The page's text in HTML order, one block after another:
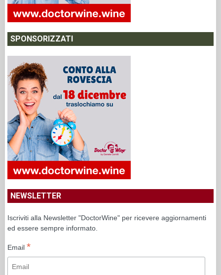
SPONSORIZZATI
NEWSLETTER
Iscriviti alla Newsletter "DoctorWine" per ricevere aggiornamenti
ed essere sempre informato.
Email *